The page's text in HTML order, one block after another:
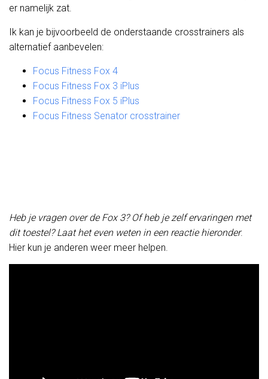
er namelijk zat.
Ik kan je bijvoorbeeld de onderstaande crosstrainers als
alternatief aanbevelen:
Focus Fitness Fox 4
Focus Fitness Fox 3 iPlus
Focus Fitness Fox 5 iPlus
Focus Fitness Senator crosstrainer
Heb je vragen over de Fox 3? Of heb je zelf ervaringen met
dit toestel? Laat het even weten in een reactie hieronder.
Hier kun je anderen weer meer helpen.